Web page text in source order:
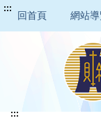
:::
回首頁 網站導
:::